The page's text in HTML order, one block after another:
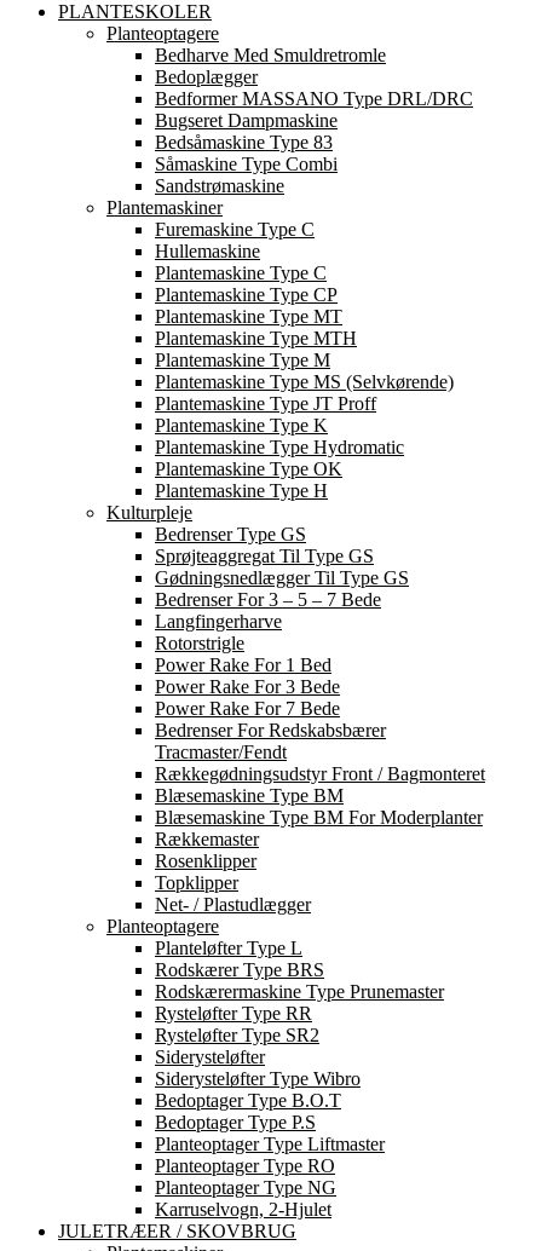
PLANTESKOLER
Planteoptagere
Bedharve Med Smuldretromle
Bedoplægger
Bedformer MASSANO Type DRL/DRC
Bugseret Dampmaskine
Bedsåmaskine Type 83
Såmaskine Type Combi
Sandstrømaskine
Plantemaskiner
Furemaskine Type C
Hullemaskine
Plantemaskine Type C
Plantemaskine Type CP
Plantemaskine Type MT
Plantemaskine Type MTH
Plantemaskine Type M
Plantemaskine Type MS (Selvkørende)
Plantemaskine Type JT Proff
Plantemaskine Type K
Plantemaskine Type Hydromatic
Plantemaskine Type OK
Plantemaskine Type H
Kulturpleje
Bedrenser Type GS
Sprøjteaggregat Til Type GS
Gødningsnedlægger Til Type GS
Bedrenser For 3 – 5 – 7 Bede
Langfingerharve
Rotorstrigle
Power Rake For 1 Bed
Power Rake For 3 Bede
Power Rake For 7 Bede
Bedrenser For Redskabsbærer
Tracmaster/Fendt
Rækkegødningsudstyr Front / Bagmonteret
Blæsemaskine Type BM
Blæsemaskine Type BM For Moderplanter
Rækkemaster
Rosenklipper
Topklipper
Net- / Plastudlægger
Planteoptagere
Planteløfter Type L
Rodskærer Type BRS
Rodskærermaskine Type Prunemaster
Rysteløfter Type RR
Rysteløfter Type SR2
Siderysteløfter
Siderysteløfter Type Wibro
Bedoptager Type B.O.T
Bedoptager Type P.S
Planteoptager Type Liftmaster
Planteoptager Type RO
Planteoptager Type NG
Karruselvogn, 2-Hjulet
JULETRÆER / SKOVBRUG